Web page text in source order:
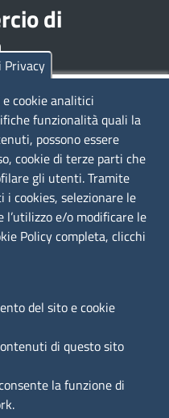
di
I, 80 - 04100 (LT)
Gasperi, 1 - 03100 (FR)
1TOEDU
Privacy
cookie analitici
funzionalità quali la
possono essere
cookie di terze parti che
gli utenti. Tramite
cookies, selezionare le
l’utilizzo e/o modificare le
Policy completa, clicchi
del sito e cookie
di questo sito
la funzione di